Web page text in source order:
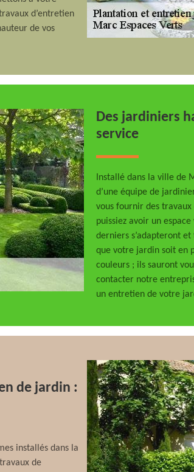
d’entretien
de vos
Des jardiniers
service
Installé dans la ville de
d’une équipe de
vous fournir des
puissiez avoir un
derniers s’adapteront
que votre jardin soit en
couleurs ; ils sauront
contacter notre
un entretien de votre
de jardin :
installés dans la
de